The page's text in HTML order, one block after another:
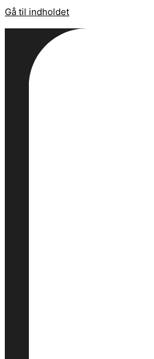
Gå til indholdet